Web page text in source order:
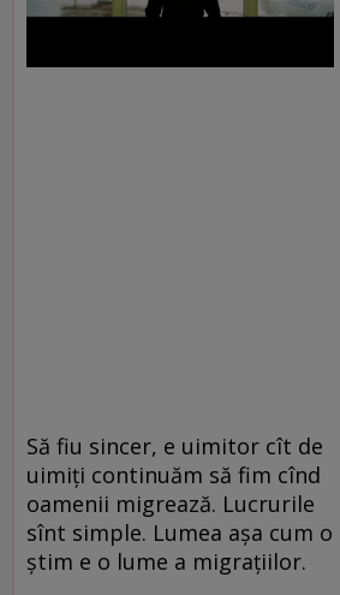
Să fiu sincer, e uimitor cît de
uimiți continuăm să fim cînd
oamenii migrează. Lucrurile
sînt simple. Lumea așa cum o
știm e o lume a migrațiilor.